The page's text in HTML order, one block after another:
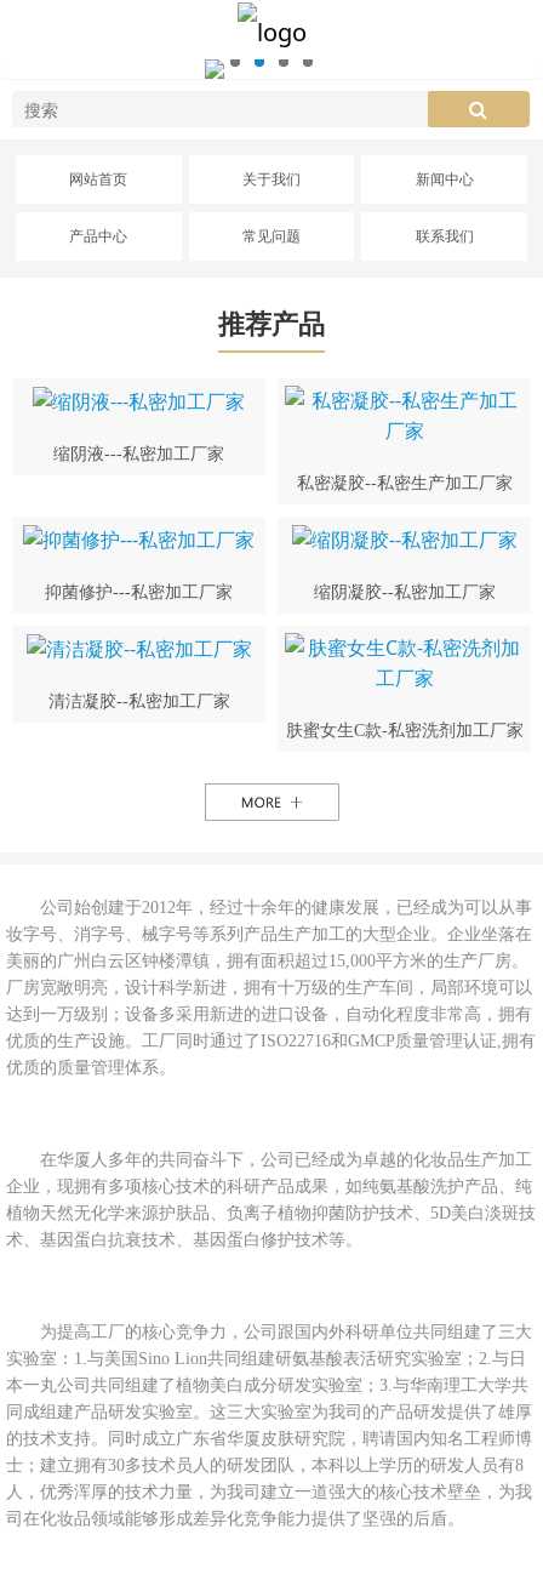
网站首页 关于我们 新闻中心
产品中心 常见问题 联系我们
推荐产品
缩阴液---私密加工厂家
私密凝胶--私密生产加工厂家
抑菌修护---私密加工厂家 缩阴凝胶--私密加工厂家
清洁凝胶--私密加工厂家
肤蜜女生C款-私密洗剂加工厂家
公司始创建于2012年，经过十余年的健康发展，已经成为可以从事
妆字号、消字号、械字号等系列产品生产加工的大型企业。企业坐落在
美丽的广州白云区钟楼潭镇，拥有面积超过15,000平方米的生产厂房。
厂房宽敞明亮，设计科学新进，拥有十万级的生产车间，局部环境可以
达到一万级别；设备多采用新进的进口设备，自动化程度非常高，拥有
优质的生产设施。工厂同时通过了ISO22716和GMCP质量管理认证,拥有
优质的质量管理体系。
在华厦人多年的共同奋斗下，公司已经成为卓越的化妆品生产加工
企业，现拥有多项核心技术的科研产品成果，如纯氨基酸洗护产品、纯
植物天然无化学来源护肤品、负离子植物抑菌防护技术、5D美白淡斑技
术、基因蛋白抗衰技术、基因蛋白修护技术等。
为提高工厂的核心竞争力，公司跟国内外科研单位共同组建了三大
实验室：1.与美国Sino Lion共同组建研氨基酸表活研究实验室；2.与日
本一丸公司共同组建了植物美白成分研发实验室；3.与华南理工大学共
同成组建产品研发实验室。这三大实验室为我司的产品研发提供了雄厚
的技术支持。同时成立广东省华厦皮肤研究院，聘请国内知名工程师博
士；建立拥有30多技术员人的研发团队，本科以上学历的研发人员有8
人，优秀浑厚的技术力量，为我司建立一道强大的核心技术壁垒，为我
司在化妆品领域能够形成差异化竞争能力提供了坚强的后盾。